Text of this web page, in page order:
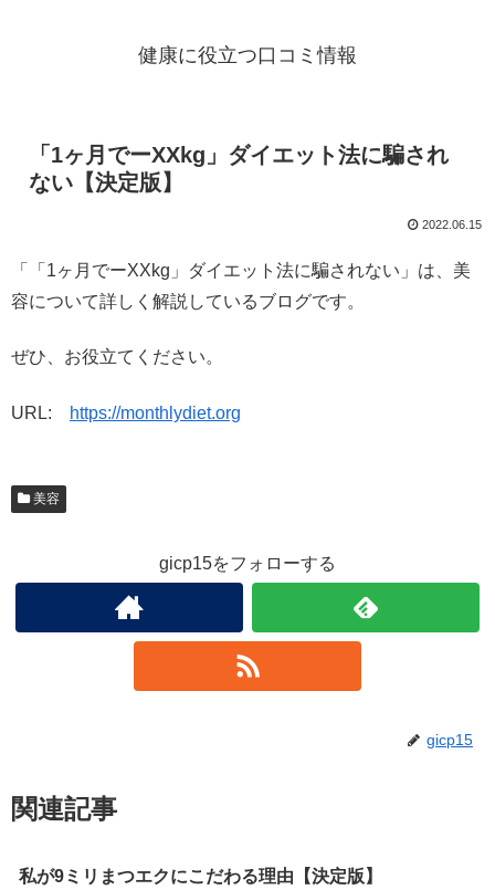
健康に役立つ口コミ情報
「1ヶ月でーXXkg」ダイエット法に騙され
ない【決定版】
2022.06.15
「「1ヶ月でーXXkg」ダイエット法に騙されない」は、美
容について詳しく解説しているブログです。
ぜひ、お役立てください。
URL: https://monthlydiet.org
美容
gicp15をフォローする
gicp15
関連記事
私が9ミリまつエクにこだわる理由【決定版】